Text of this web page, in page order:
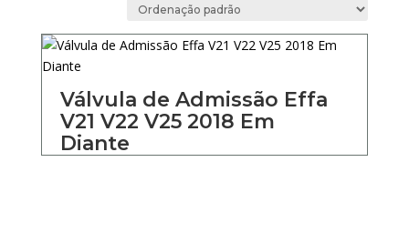
Válvula de Admissão Effa
V21 V22 V25 2018 Em
Diante